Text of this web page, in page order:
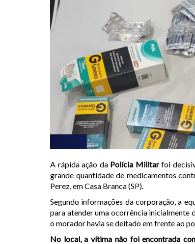
A rápida ação da Polícia Militarfoi
grande quantidade de medicamentos
Perez, em Casa Branca (SP).
Segundo informações da corporação, a
para atender uma ocorrência inicialmente
o morador havia se deitado em frente ao
No local, a vítima não foi encontrada